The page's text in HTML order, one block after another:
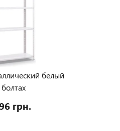
белый
грн.